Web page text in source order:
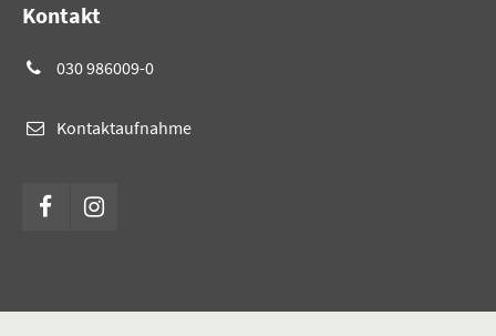
Kontakt
030 986009-0
Kontaktaufnahme